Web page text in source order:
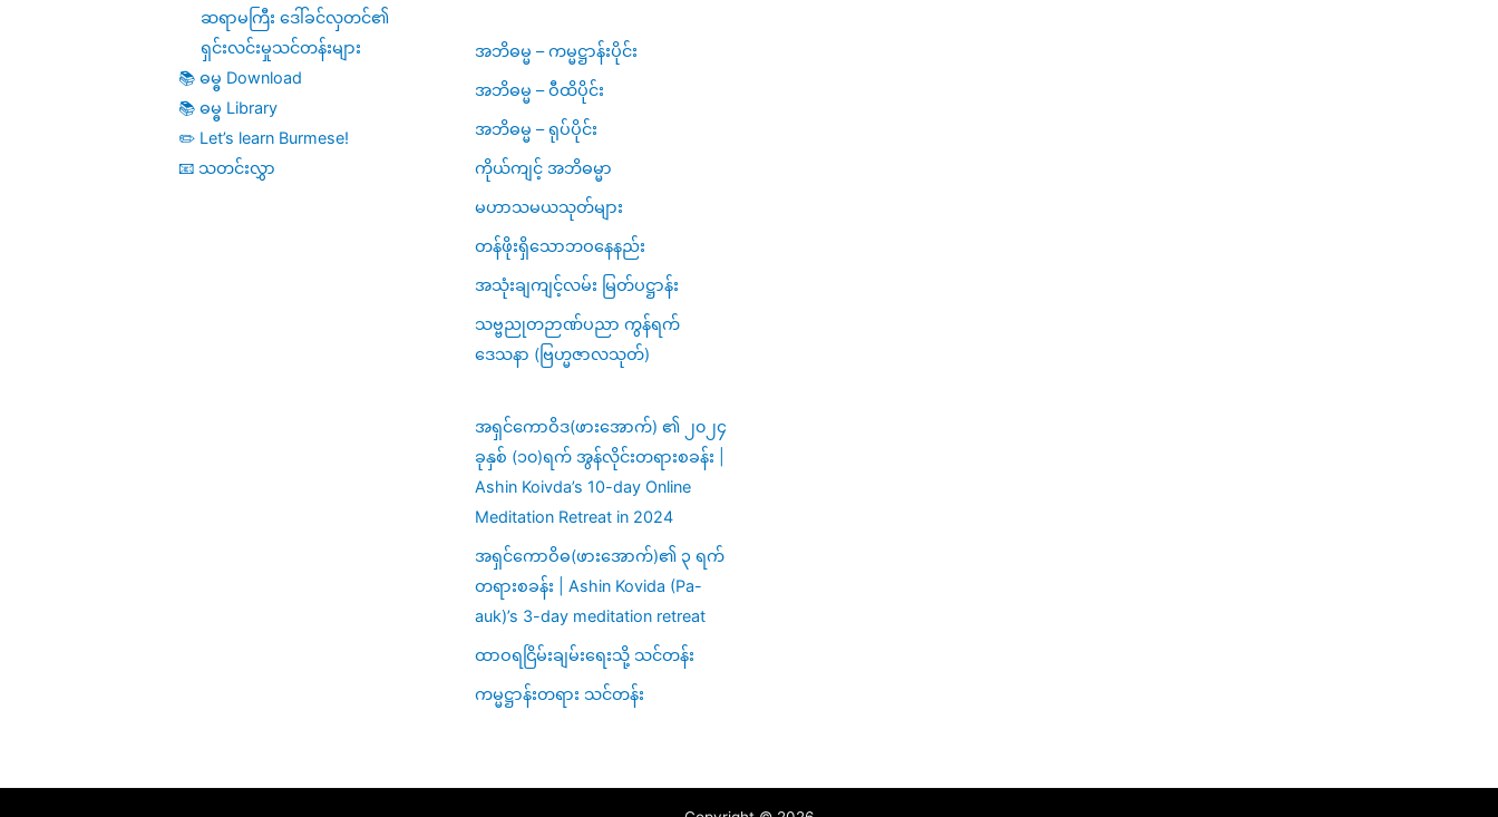
ဆရာမကြီး ဒေါ်ခင်လှတင်၏
ရှင်းလင်းမှုသင်တန်းများ
📚 ဓမ္ဓ Download
📚 ဓမ္ဓ Library
✏️ Let’s learn Burmese!
📧 သတင်းလွှာ
အဘိဓမ္မ – ကမ္မဋ္ဌာန်းပိုင်း
အဘိဓမ္မ – ဝီထိပိုင်း
အဘိဓမ္မ – ရုပ်ပိုင်း
ကိုယ်ကျင့် အဘိဓမ္မာ
မဟာသမယသုတ်များ
တန်ဖိုးရှိသောဘဝနေနည်း
အသုံးချကျင့်လမ်း မြတ်ပဋ္ဌာန်း
သဗ္ဗညုတဉာဏ်ပညာ ကွန်ရက်
ဒေသနာ (ဗြဟ္မဇာလသုတ်)
အရှင်ကောဝိဒ(ဖားအောက်) ၏ ၂၀၂၄
ခုနှစ် (၁၀)ရက် အွန်လိုင်းတရားစခန်း |
Ashin Koivda’s 10-day Online
Meditation Retreat in 2024
အရှင်ကောဝိဓ(ဖားအောက်)၏ ၃ ရက်
တရားစခန်း | Ashin Kovida (Pa-
auk)’s 3-day meditation retreat
ထာဝရငြိမ်းချမ်းရေးသို့ သင်တန်း
ကမ္မဋ္ဌာန်းတရား သင်တန်း